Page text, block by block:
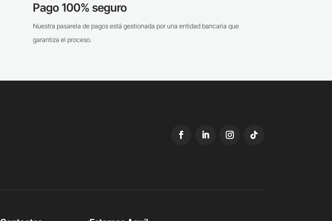
Pago 100% seguro
Nuestra pasarela de pagos está gestionada por una entidad bancaria que
garantiza el proceso.